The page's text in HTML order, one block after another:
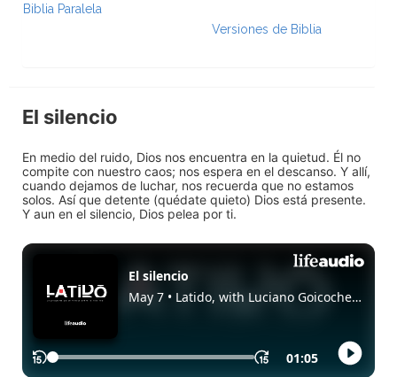
Biblia Paralela
Versiones de Biblia
El silencio
En medio del ruido, Dios nos encuentra en la quietud. Él no
compite con nuestro caos; nos espera en el descanso. Y allí,
cuando dejamos de luchar, nos recuerda que no estamos
solos. Así que detente (quédate quieto) Dios está presente.
Y aun en el silencio, Dios pelea por ti.